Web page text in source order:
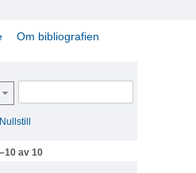
Om bibliografien
Nullstill
av 10